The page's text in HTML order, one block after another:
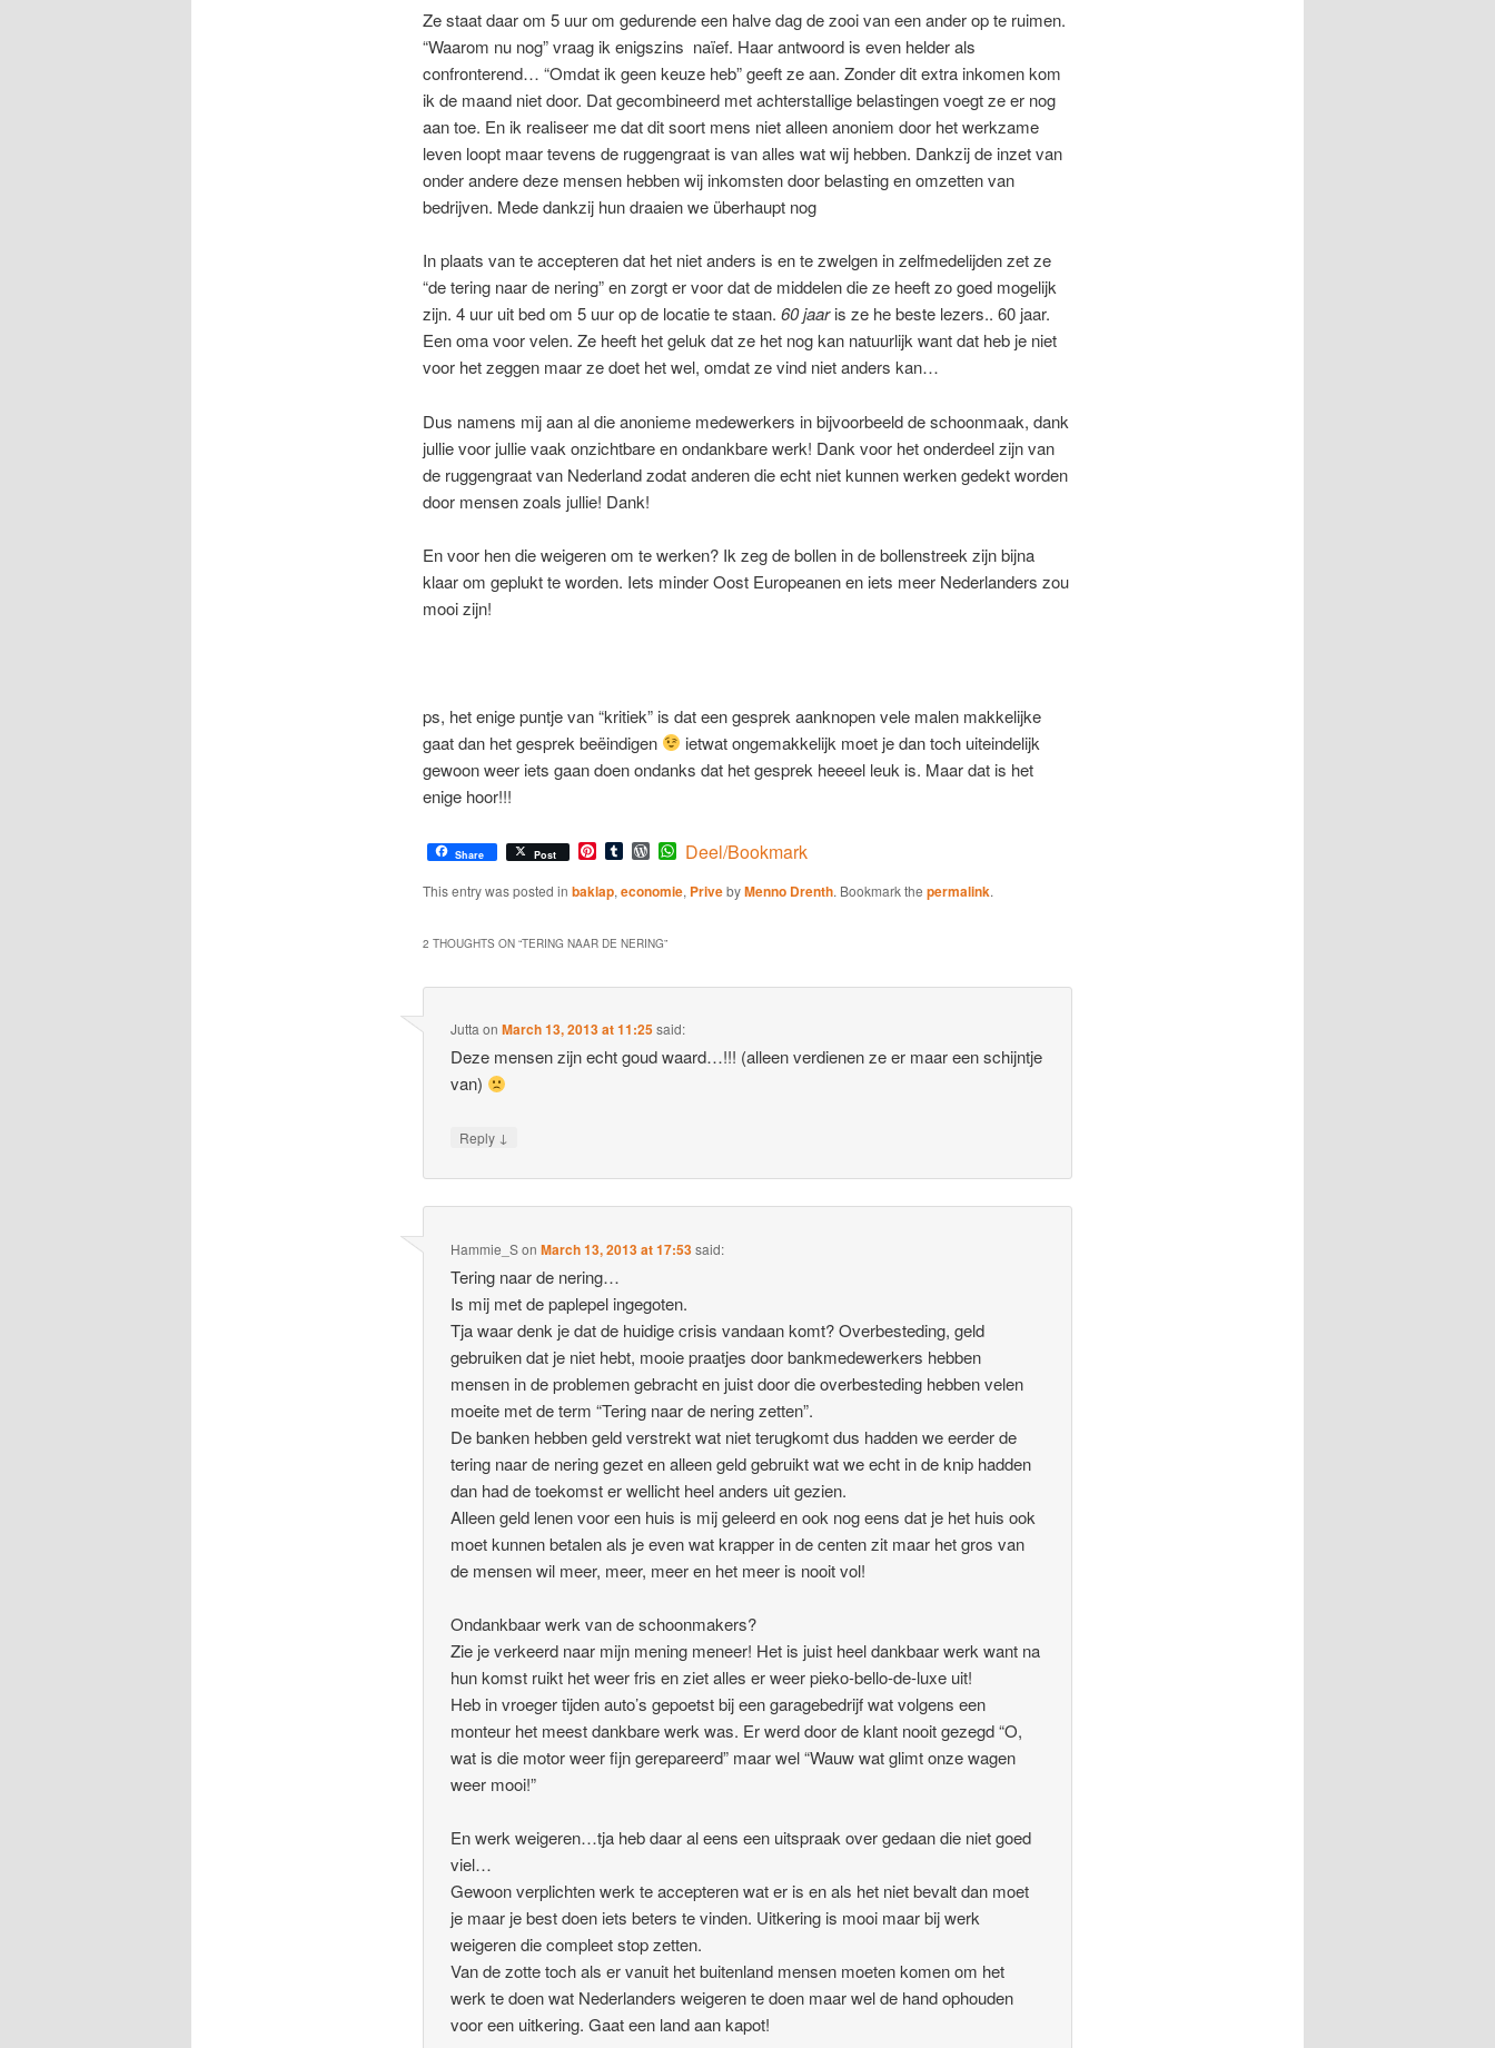
Ze staat daar om 5 uur om gedurende een halve dag de zooi van een ander op te ruimen.
“Waarom nu nog” vraag ik enigszins naïef. Haar antwoord is even helder als
confronterend… “Omdat ik geen keuze heb” geeft ze aan. Zonder dit extra inkomen kom
ik de maand niet door. Dat gecombineerd met achterstallige belastingen voegt ze er nog
aan toe. En ik realiseer me dat dit soort mens niet alleen anoniem door het werkzame
leven loopt maar tevens de ruggengraat is van alles wat wij hebben. Dankzij de inzet van
onder andere deze mensen hebben wij inkomsten door belasting en omzetten van
bedrijven. Mede dankzij hun draaien we überhaupt nog
In plaats van te accepteren dat het niet anders is en te zwelgen in zelfmedelijden zet ze
“de tering naar de nering” en zorgt er voor dat de middelen die ze heeft zo goed mogelijk
zijn. 4 uur uit bed om 5 uur op de locatie te staan. 60 jaaris ze he beste lezers.. 60 jaar.
Een oma voor velen. Ze heeft het geluk dat ze het nog kan natuurlijk want dat heb je niet
voor het zeggen maar ze doet het wel, omdat ze vind niet anders kan…
Dus namens mij aan al die anonieme medewerkers in bijvoorbeeld de schoonmaak, dank
jullie voor jullie vaak onzichtbare en ondankbare werk! Dank voor het onderdeel zijn van
de ruggengraat van Nederland zodat anderen die echt niet kunnen werken gedekt worden
door mensen zoals jullie! Dank!
En voor hen die weigeren om te werken? Ik zeg de bollen in de bollenstreek zijn bijna
klaar om geplukt te worden. Iets minder Oost Europeanen en iets meer Nederlanders zou
mooi zijn!
ps, het enige puntje van “kritiek” is dat een gesprek aanknopen vele malen makkelijke
gaat dan het gesprek beëindigen
ietwat ongemakkelijk moet je dan toch uiteindelijk
gewoon weer iets gaan doen ondanks dat het gesprek heeeel leuk is. Maar dat is het
enige hoor!!!
Share Post Pinterest
TumblrWordPress
WhatsApp
Deel/Bookmark
This entry was posted in baklap, economie, PrivebyMenno Drenth. Bookmark the permalink.
2 THOUGHTS ON “TERING NAAR DE NERING”
Jutta onMarch 13, 2013 at 11:25said:
Deze mensen zijn echt goud waard…!!! (alleen verdienen ze er maar een schijntje
van)
Reply ↓
Hammie_SonMarch 13, 2013 at 17:53said:
Tering naar de nering…
Is mij met de paplepel ingegoten.
Tja waar denk je dat de huidige crisis vandaan komt? Overbesteding, geld
gebruiken dat je niet hebt, mooie praatjes door bankmedewerkers hebben
mensen in de problemen gebracht en juist door die overbesteding hebben velen
moeite met de term “Tering naar de nering zetten”.
De banken hebben geld verstrekt wat niet terugkomt dus hadden we eerder de
tering naar de nering gezet en alleen geld gebruikt wat we echt in de knip hadden
dan had de toekomst er wellicht heel anders uit gezien.
Alleen geld lenen voor een huis is mij geleerd en ook nog eens dat je het huis ook
moet kunnen betalen als je even wat krapper in de centen zit maar het gros van
de mensen wil meer, meer, meer en het meer is nooit vol!
Ondankbaar werk van de schoonmakers?
Zie je verkeerd naar mijn mening meneer! Het is juist heel dankbaar werk want na
hun komst ruikt het weer fris en ziet alles er weer pieko-bello-de-luxe uit!
Heb in vroeger tijden auto’s gepoetst bij een garagebedrijf wat volgens een
monteur het meest dankbare werk was. Er werd door de klant nooit gezegd “O,
wat is die motor weer fijn gerepareerd” maar wel “Wauw wat glimt onze wagen
weer mooi!”
En werk weigeren…tja heb daar al eens een uitspraak over gedaan die niet goed
viel…
Gewoon verplichten werk te accepteren wat er is en als het niet bevalt dan moet
je maar je best doen iets beters te vinden. Uitkering is mooi maar bij werk
weigeren die compleet stop zetten.
Van de zotte toch als er vanuit het buitenland mensen moeten komen om het
werk te doen wat Nederlanders weigeren te doen maar wel de hand ophouden
voor een uitkering. Gaat een land aan kapot!